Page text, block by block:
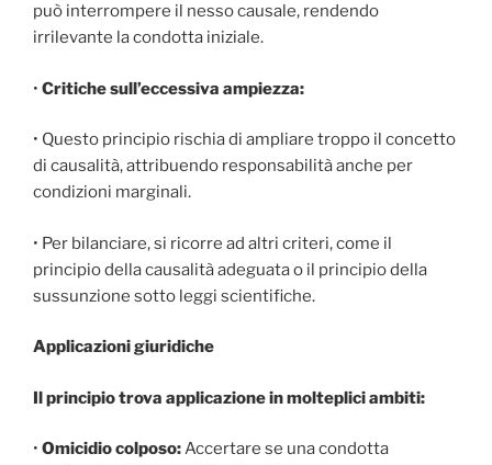
può interrompere il nesso causale, rendendo
irrilevante la condotta iniziale.
• Critiche sull’eccessiva ampiezza:
• Questo principio rischia di ampliare troppo il concetto
di causalità, attribuendo responsabilità anche per
condizioni marginali.
• Per bilanciare, si ricorre ad altri criteri, come il
principio della causalità adeguata o il principio della
sussunzione sotto leggi scientifiche.
Applicazioni giuridiche
Il principio trova applicazione in molteplici ambiti:
• Omicidio colposo:Accertare se una condotta